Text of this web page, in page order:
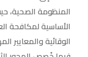
المنظومة الصحية،
الأساسية لمكافحة
الوقائية والمعايير